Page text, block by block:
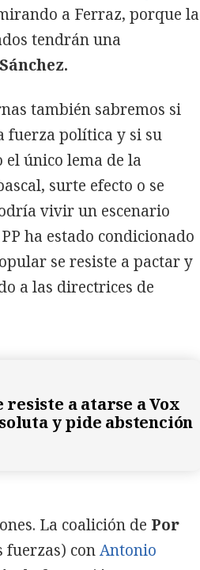
a Ferraz, porque la
tendrán una
también sabremos si
fuerza política y si su
único lema de la
surte efecto o se
vivir un escenario
ha estado condicionado
se resiste a pactar y
a las directrices de
resiste a atarse a Vox
y pide abstención
La coalición de Por
fuerzas) conAntonio